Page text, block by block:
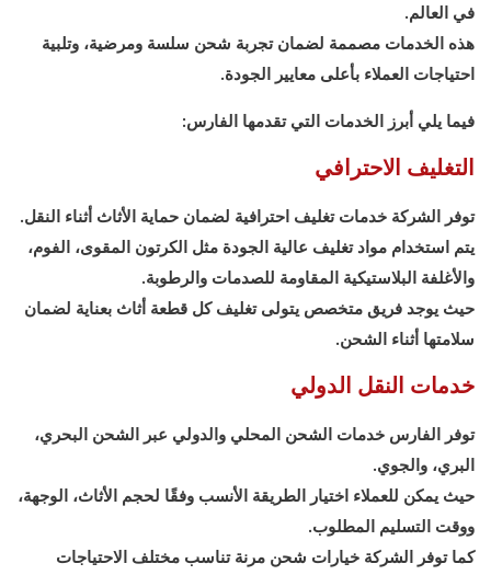
في العالم.
هذه الخدمات مصممة لضمان تجربة شحن سلسة ومرضية، وتلبية
احتياجات العملاء بأعلى معايير الجودة.
فيما يلي أبرز الخدمات التي تقدمها الفارس:
التغليف الاحترافي
توفر الشركة خدمات تغليف احترافية لضمان حماية الأثاث أثناء النقل.
يتم استخدام مواد تغليف عالية الجودة مثل الكرتون المقوى، الفوم،
والأغلفة البلاستيكية المقاومة للصدمات والرطوبة.
حيث يوجد فريق متخصص يتولى تغليف كل قطعة أثاث بعناية لضمان
سلامتها أثناء الشحن.
خدمات النقل الدولي
توفر الفارس خدمات الشحن المحلي والدولي عبر الشحن البحري،
البري، والجوي.
حيث يمكن للعملاء اختيار الطريقة الأنسب وفقًا لحجم الأثاث، الوجهة،
ووقت التسليم المطلوب.
كما توفر الشركة خيارات شحن مرنة تناسب مختلف الاحتياجات